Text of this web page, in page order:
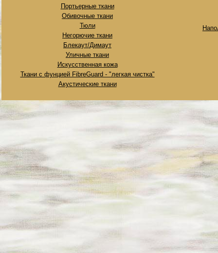
Портьерные ткани
Обивочные ткани
Тюли
Негорючие ткани
Блекаут/Димаут
Уличные ткани
Искусственная кожа
Ткани с фунцией FibreGuard - "легкая чистка"
Акустические ткани